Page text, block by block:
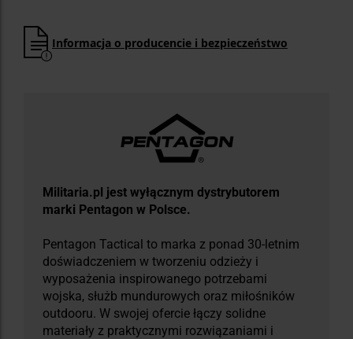
Informacja o producencie i bezpieczeństwo
Militaria.pl jest wyłącznym dystrybutorem
marki Pentagon w Polsce.
Pentagon Tactical to marka z ponad 30-letnim
doświadczeniem w tworzeniu odzieży i
wyposażenia inspirowanego potrzebami
wojska, służb mundurowych oraz miłośników
outdooru. W swojej ofercie łączy solidne
materiały z praktycznymi rozwiązaniami i